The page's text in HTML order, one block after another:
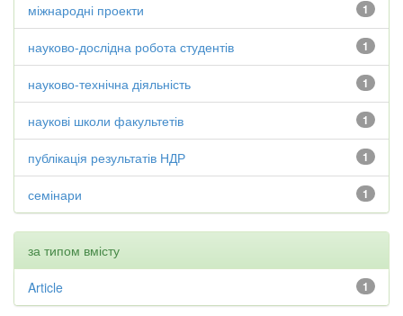
1
міжнародні проекти
1
науково-дослідна робота студентів
1
науково-технічна діяльність
1
наукові школи факультетів
1
публікація результатів НДР
1
семінари
за типом вмісту
1
Article